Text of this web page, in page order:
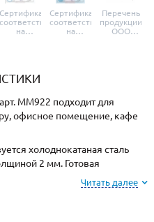
Сертификат
соответствия
на
Сертификат
соответствия
на
Перечень
продукции
ООО
ММ922 подходит для
офисное помещение, кафе
холоднокатаная сталь
2 мм. Готовая
и взломостойкость.
Читать далее